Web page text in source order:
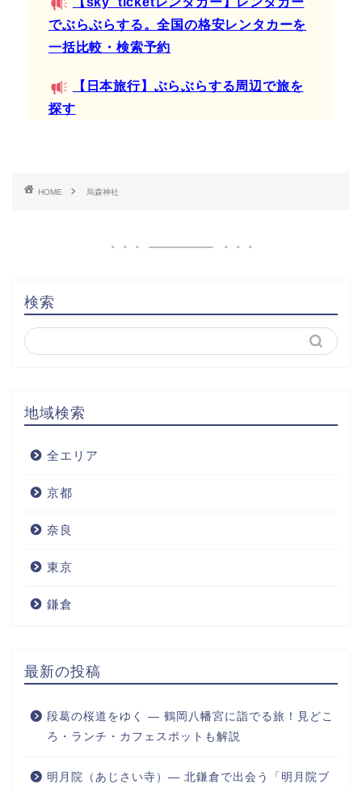
でぶらぶらする。全国の格安レンタカーを
一括比較・検索予約
【日本旅行】ぶらぶらする周辺で旅を
探す
HOME 烏森神社
検索
地域検索
全エリア
京都
奈良
東京
鎌倉
最新の投稿
段葛の桜道をゆく ― 鶴岡八幡宮に詣でる旅！見どこ
ろ・ランチ・カフェスポットも解説
明月院（あじさい寺）― 北鎌倉で出会う「明月院ブ